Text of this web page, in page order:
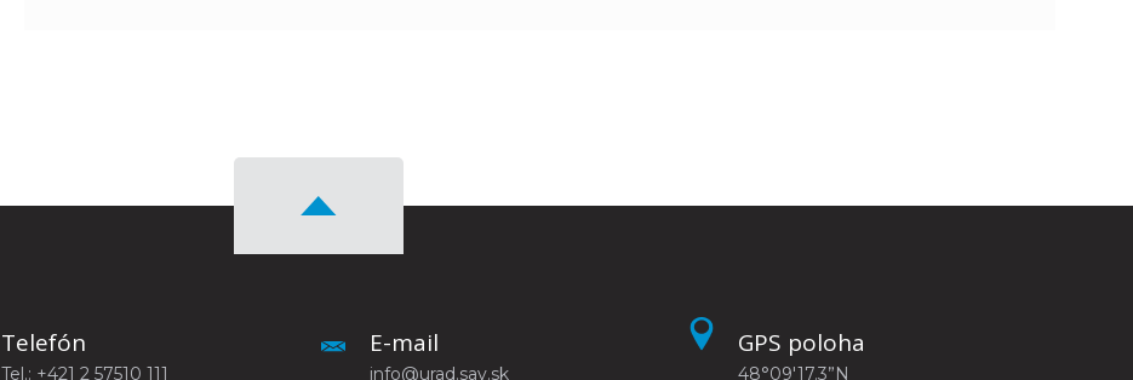
Telefón
Tel.: +421 2 57510 111
E-mail
info@urad.sav.sk
GPS poloha
48°09'17.3”N